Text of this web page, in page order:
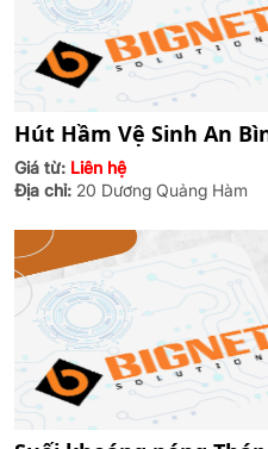
Hút Hầm Vệ Sinh An
Giá từ: Liên hệ
Địa chỉ: 20 Dương Quảng Hàm